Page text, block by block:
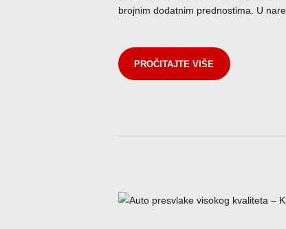
brojnim dodatnim prednostima. U
PROČITAJTE VIŠE